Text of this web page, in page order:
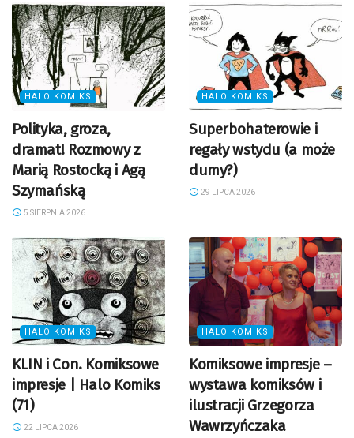
HALO KOMIKS
Polityka, groza,
dramat! Rozmowy z
Marią Rostocką i Agą
Szymańską
5 SIERPNIA 2026
HALO KOMIKS
Superbohaterowie i
regały wstydu (a może
dumy?)
29 LIPCA 2026
HALO KOMIKS
KLIN i Con. Komiksowe
impresje | Halo Komiks
(71)
22 LIPCA 2026
HALO KOMIKS
Komiksowe impresje –
wystawa komiksów i
ilustracji Grzegorza
Wawrzyńczaka